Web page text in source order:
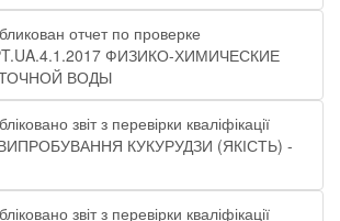
отчет по проверке
ФИЗИКО-ХИМИЧЕСКИЕ
ВОДЫ
звіт з перевірки кваліфікації
ВИПРОБУВАННЯ КУКУРУДЗИ (ЯКІСТЬ) -
звіт з перевірки кваліфікації